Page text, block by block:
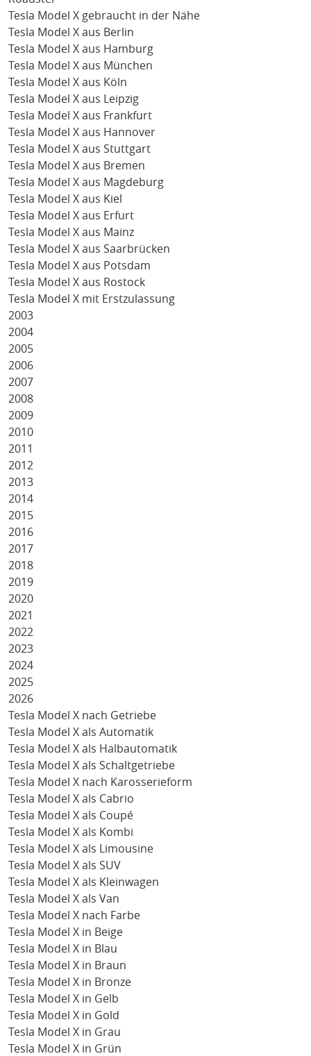
Tesla Model X gebraucht in der Nähe
Tesla Model X aus Berlin
Tesla Model X aus Hamburg
Tesla Model X aus München
Tesla Model X aus Köln
Tesla Model X aus Leipzig
Tesla Model X aus Frankfurt
Tesla Model X aus Hannover
Tesla Model X aus Stuttgart
Tesla Model X aus Bremen
Tesla Model X aus Magdeburg
Tesla Model X aus Kiel
Tesla Model X aus Erfurt
Tesla Model X aus Mainz
Tesla Model X aus Saarbrücken
Tesla Model X aus Potsdam
Tesla Model X aus Rostock
Tesla Model X mit Erstzulassung
2003
2004
2005
2006
2007
2008
2009
2010
2011
2012
2013
2014
2015
2016
2017
2018
2019
2020
2021
2022
2023
2024
2025
2026
Tesla Model X nach Getriebe
Tesla Model X als Automatik
Tesla Model X als Halbautomatik
Tesla Model X als Schaltgetriebe
Tesla Model X nach Karosserieform
Tesla Model X als Cabrio
Tesla Model X als Coupé
Tesla Model X als Kombi
Tesla Model X als Limousine
Tesla Model X als SUV
Tesla Model X als Kleinwagen
Tesla Model X als Van
Tesla Model X nach Farbe
Tesla Model X in Beige
Tesla Model X in Blau
Tesla Model X in Braun
Tesla Model X in Bronze
Tesla Model X in Gelb
Tesla Model X in Gold
Tesla Model X in Grau
Tesla Model X in Grün